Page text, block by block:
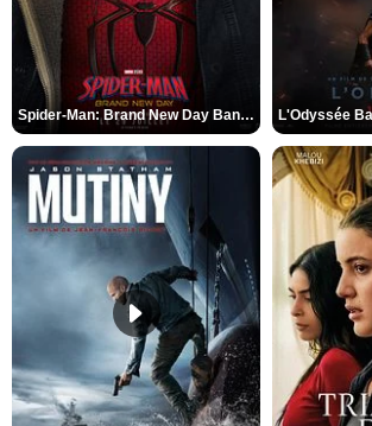
Spider-Man: Brand New Day Bande-annonce VO STFR